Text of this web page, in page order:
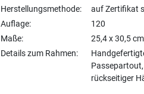
Herstellungsmethode
auf Zertifikat
Auflage
120
Maße
25,4 x 30,5 cm
Details zum Rahmen
rückseitiger